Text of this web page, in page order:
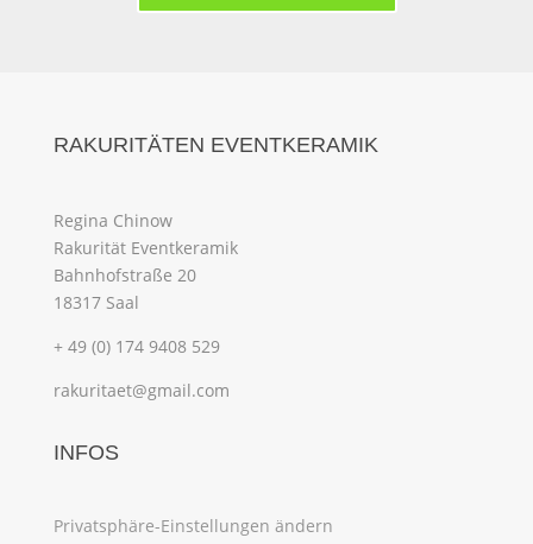
RAKURITÄTEN EVENTKERAMIK
Regina Chinow
Rakurität Eventkeramik
Bahnhofstraße 20
18317 Saal
+ 49 (0) 174 9408 529
rakuritaet@gmail.com
INFOS
Privatsphäre-Einstellungen ändern